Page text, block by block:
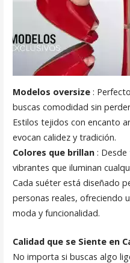
Modelos oversize:
buscas comodidad sin
Estilos tejidos con encanto
evocan calidez y tradición.
Colores que brillan: Desde
vibrantes que iluminan
Cada suéter está diseñado
personas reales, ofreciendo
moda y funcionalidad.
Calidad que se Siente en
No importa si buscas algo